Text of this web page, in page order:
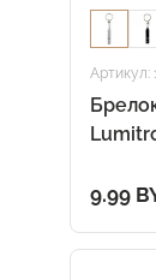
Артикул:
9.99